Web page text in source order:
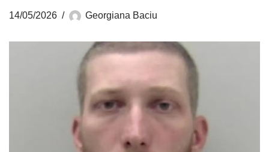
14/05/2026 Georgiana Baciu